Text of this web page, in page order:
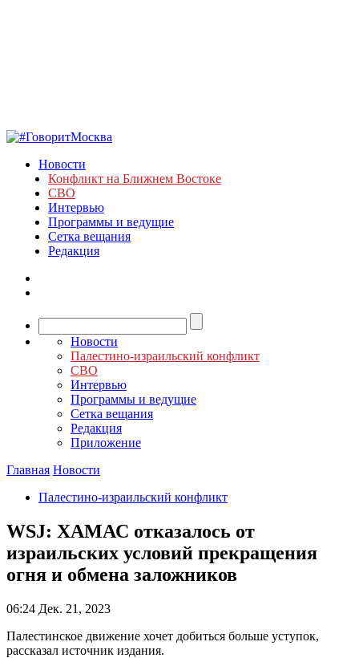
Новости
Конфликт на Ближнем Востоке
СВО
Интервью
Программы и ведущие
Сетка вещания
Редакция
Новости
Палестино-израильский конфликт
СВО
Интервью
Программы и ведущие
Сетка вещания
Редакция
Приложение
Главная Новости
Палестино-израильский конфликт
WSJ: ХАМАС отказалось от
израильских условий прекращения
огня и обмена заложников
06:24 Дек. 21, 2023
Палестинское движение хочет добиться больше уступок,
рассказал источник издания.